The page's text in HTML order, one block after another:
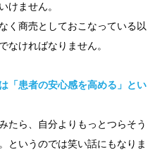
けません。
く商売としておこなっている以
なければなりません。
「患者の安心感を高める」とい
たら、自分よりもっとつらそう
というのでは笑い話にもなりま